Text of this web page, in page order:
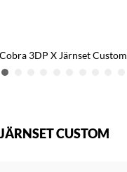
Cobra 3DP X Järnset Custom
CUSTOM